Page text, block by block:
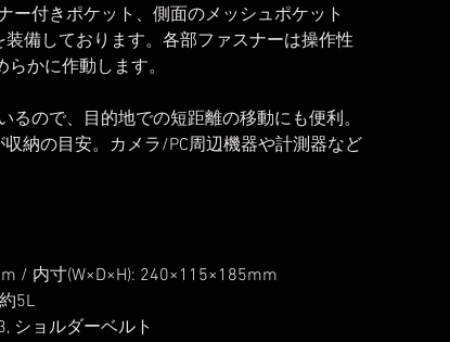
ー付きポケット、側面のメッシュポケット
装備しております。各部ファスナーは操作性
かに作動します。
るので、目的地での短距離の移動にも便利。
納の目安。カメラ/PC周辺機器や計測器など
/ 内寸(W×D×H): 240×115×185mm
5L
ショルダーベルト